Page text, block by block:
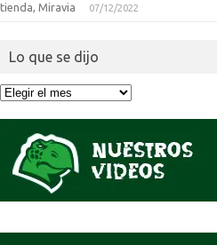
tienda, Miravia
07/12/2022
Lo que se dijo
Lo